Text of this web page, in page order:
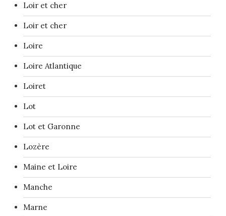
Loir et cher
Loir et cher
Loire
Loire Atlantique
Loiret
Lot
Lot et Garonne
Lozère
Maine et Loire
Manche
Marne